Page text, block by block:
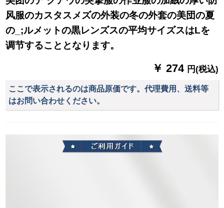
风服のカスタスメズの外装の冬の外套の美団の夏
の_;ルメットの黒レンズスの平均サイズスはLを
调节することとなります。
￥ 274 円(税込)
ここで表示されるのは商品原価です。代理費用、送料等
はお問い合わせください。